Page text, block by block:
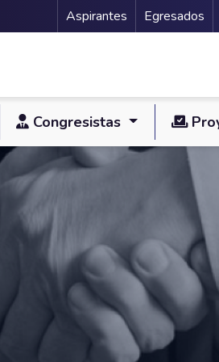
Menu
Aspirantes Egresados
Congresistas